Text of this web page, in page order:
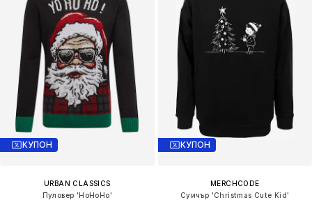
КУПОН
URBAN CLASSICS
Пуловер 'HoHoHo'
КУПОН
MERCHCODE
Суичър 'Christmas Cute Kid'